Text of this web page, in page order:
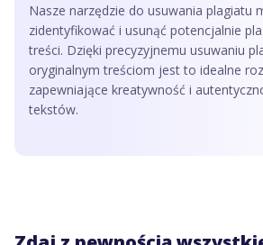
Nasze narzędzie do usuwania plagiatu
zidentyfikować i usunąć potencjalnie
treści. Dzięki precyzyjnemu usuwaniu
oryginalnym treściom jest to idealne
zapewniające kreatywność i
tekstów.